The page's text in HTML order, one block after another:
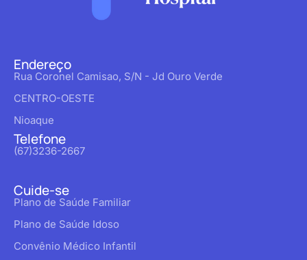
Endereço
Rua Coronel Camisao, S/N - Jd Ouro Verde
CENTRO-OESTE
Nioaque
Telefone
(67)3236-2667
Cuide-se
Plano de Saúde Familiar
Plano de Saúde Idoso
Convênio Médico Infantil